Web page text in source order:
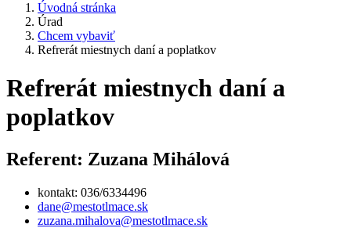
Úvodná stránka
Úrad
Chcem vybaviť
Refrerát miestnych daní a poplatkov
Refrerát miestnych daní a
poplatkov
Referent: Zuzana Mihálová
kontakt: 036/6334496
dane@mestotlmace.sk
zuzana.mihalova@mestotlmace.sk